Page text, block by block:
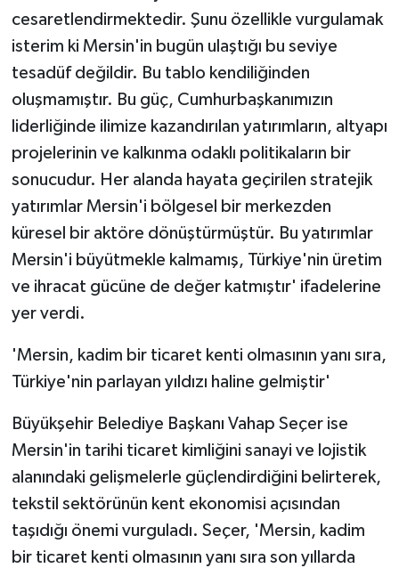
cesaretlendirmektedir. Şunu özellikle vurgulamak
isterim ki Mersin'in bugün ulaştığı bu seviye
tesadüf değildir. Bu tablo kendiliğinden
oluşmamıştır. Bu güç, Cumhurbaşkanımızın
liderliğinde ilimize kazandırılan yatırımların, altyapı
projelerinin ve kalkınma odaklı politikaların bir
sonucudur. Her alanda hayata geçirilen stratejik
yatırımlar Mersin'i bölgesel bir merkezden
küresel bir aktöre dönüştürmüştür. Bu yatırımlar
Mersin'i büyütmekle kalmamış, Türkiye'nin üretim
ve ihracat gücüne de değer katmıştır' ifadelerine
yer verdi.
'Mersin, kadim bir ticaret kenti olmasının yanı sıra,
Türkiye'nin parlayan yıldızı haline gelmiştir'
Büyükşehir Belediye Başkanı Vahap Seçer ise
Mersin'in tarihi ticaret kimliğini sanayi ve lojistik
alanındaki gelişmelerle güçlendirdiğini belirterek,
tekstil sektörünün kent ekonomisi açısından
taşıdığı önemi vurguladı. Seçer, 'Mersin, kadim
bir ticaret kenti olmasının yanı sıra son yıllarda